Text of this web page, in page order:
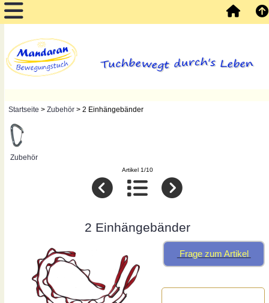
Startseite > Zubehör> 2 Einhängebänder
Zubehör
Artikel 1/10
2 Einhängebänder
Frage zum Artikel